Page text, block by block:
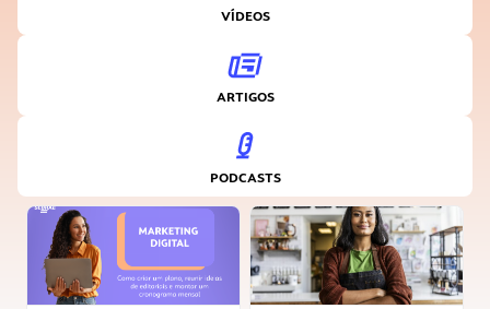
VÍDEOS
ARTIGOS
PODCASTS